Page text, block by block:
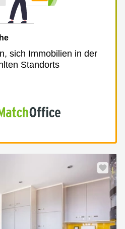
sich Immobilien in der
Standorts